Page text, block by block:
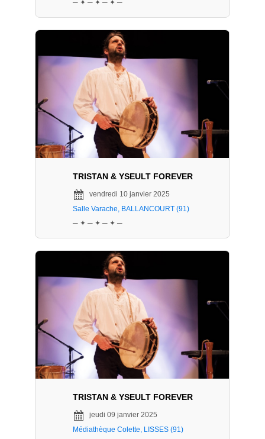
─ ✦ ─ ✦ ─ ✦ ─
TRISTAN & YSEULT FOREVER
vendredi 10 janvier 2025
Salle Varache, BALLANCOURT (91)
─ ✦ ─ ✦ ─ ✦ ─
TRISTAN & YSEULT FOREVER
jeudi 09 janvier 2025
Médiathèque Colette, LISSES (91)